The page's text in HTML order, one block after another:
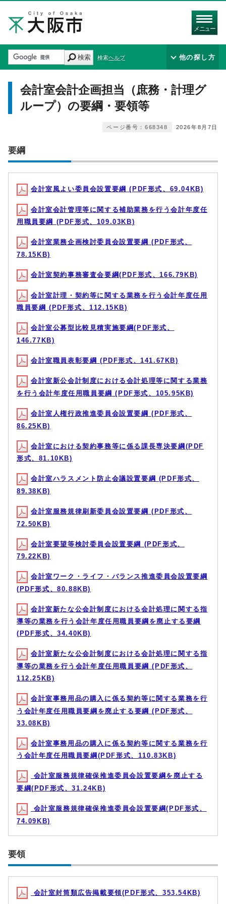
メニュー
検索 検索ヘルプ 他の探し方
会計室会計企画担当（庶務・計理グ
ループ）の要綱・要領等
2026年8月7日
ページ番号：668348
要綱
会計室風よい委員会設置要綱 (PDF形式、69.04KB)
会計室会計管理等に関する補助業務を行う会計年度任
用職員要綱 (PDF形式、109.03KB)
会計室業務企画検討委員会設置要綱 (PDF形式、
78.15KB)
会計室契約事務審査会要綱(PDF形式、166.79KB)
会計室計理・契約等に関する業務を行う会計年度任用
職員要綱 (PDF形式、112.15KB)
会計室公募型比較見積実施要綱(PDF形式、
146.77KB)
会計室職員表彰要綱 (PDF形式、141.67KB)
会計室新公会計制度における会計処理等に関する業務
を行う会計年度任用職員要綱 (PDF形式、105.95KB)
会計室人権行政推進委員会設置要綱 (PDF形式、
86.25KB)
会計室における契約事務等に係る課長専決要綱(PDF
形式、81.10KB)
会計室ハラスメント防止会議設置要綱 (PDF形式、
89.38KB)
会計室服務規律刷新委員会設置要綱 (PDF形式、
72.50KB)
会計室要望等検討委員会設置要綱 (PDF形式、
79.22KB)
会計室ワーク・ライフ・バランス推進委員会設置要綱
(PDF形式、80.88KB)
会計室新たな公会計制度における会計処理に関する指
導等の業務を行う会計年度任用職員要綱を廃止する要綱
(PDF形式、34.40KB)
会計室新たな公会計制度における会計処理に関する指
導等の業務を行う会計年度任用職員要綱 (PDF形式、
112.25KB)
会計室事務用品の購入に係る契約等に関する業務を行
う会計年度任用職員要綱を廃止する要綱 (PDF形式、
33.08KB)
会計室事務用品の購入に係る契約等に関する業務を行
う会計年度任用職員要綱(PDF形式、110.83KB)
会計室服務規律確保推進委員会設置要綱を廃止する
要綱(PDF形式、31.24KB)
会計室服務規律確保推進委員会設置要綱(PDF形式、
74.09KB)
要領
会計室封筒類広告掲載要領(PDF形式、353.54KB)